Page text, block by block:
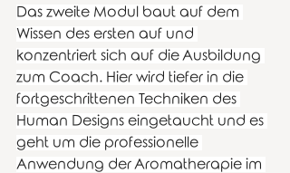
Das zweite Modul baut auf dem
Wissen des ersten auf und
konzentriert sich auf die Ausbildung
zum Coach. Hier wird tiefer in die
fortgeschrittenen Techniken des
Human Designs eingetaucht und es
geht um die professionelle
Anwendung der Aromatherapie im